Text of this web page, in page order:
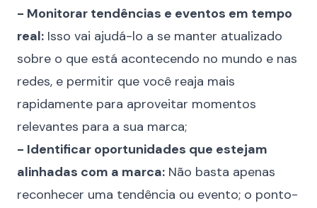
- Monitorar tendências e eventos em tempo
real: Isso vai ajudá-lo a se manter atualizado
sobre o que está acontecendo no mundo e nas
redes, e permitir que você reaja mais
rapidamente para aproveitar momentos
relevantes para a sua marca;
- Identificar oportunidades que estejam
alinhadas com a marca: Não basta apenas
reconhecer uma tendência ou evento; o ponto-